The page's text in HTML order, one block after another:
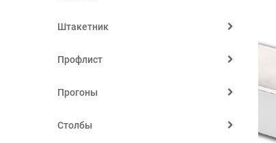
Штакетник
Профлист
Прогоны
Столбы